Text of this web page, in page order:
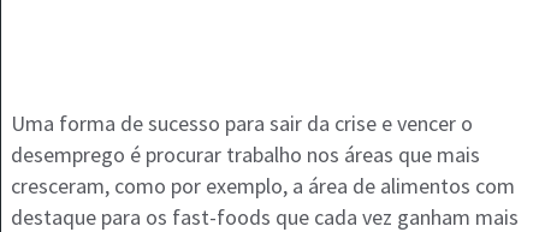
Uma forma de sucesso para sair da crise e vencer o
desemprego é procurar trabalho nos áreas que mais
cresceram, como por exemplo, a área de alimentos com
destaque para os fast-foods que cada vez ganham mais